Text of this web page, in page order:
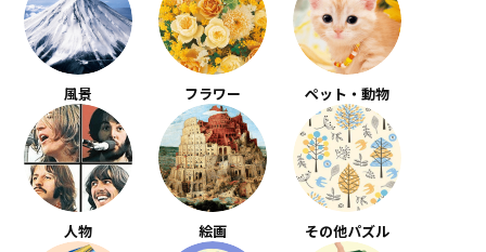
風景 フラワー ペット・動物
人物 絵画 その他パズル